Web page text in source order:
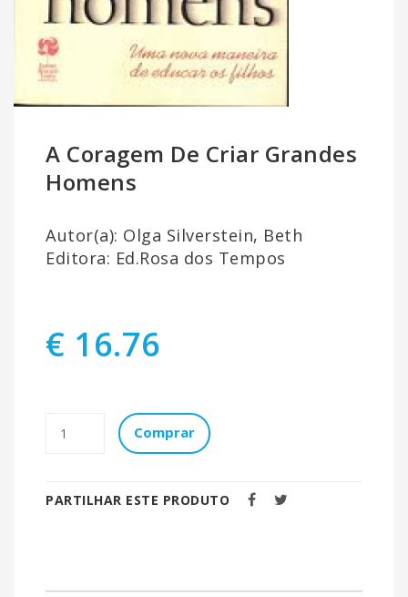
A Coragem De Criar Grandes
Homens
Autor(a): Olga Silverstein, Beth
Editora: Ed.Rosa dos Tempos
€ 16.76
Comprar
PARTILHAR ESTE PRODUTO